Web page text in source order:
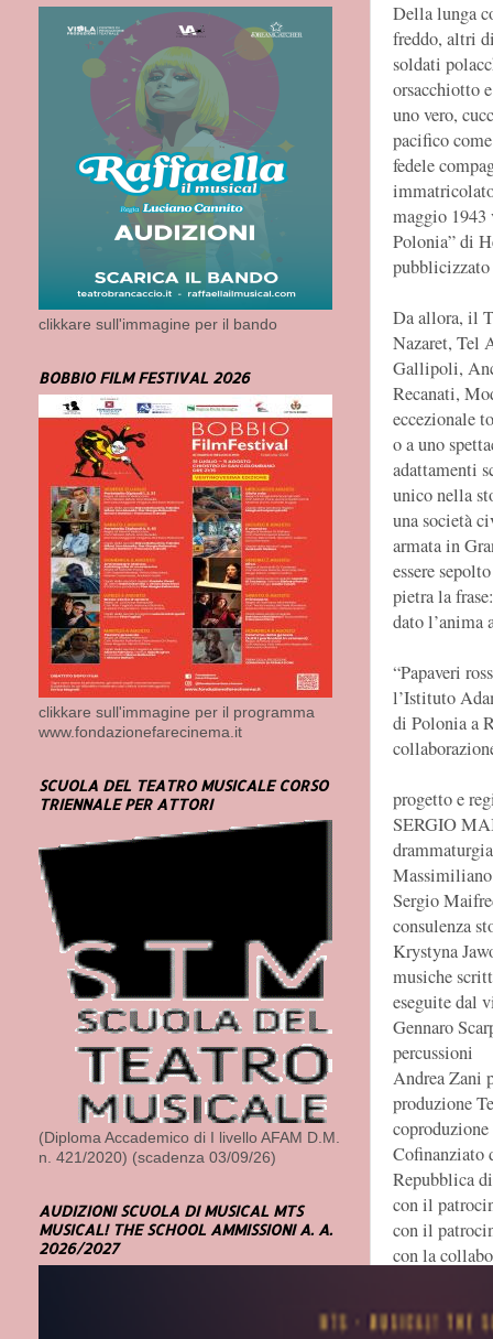
Della lunga
freddo, altri
soldati
orsacchiotto
uno vero,
pacifico
fedele
maggio
Polonia” di
Da allora, il
Nazaret, Tel
Gallipoli,
Recanati,
eccezionale
o a uno
adattamenti
unico nella
una società
armata in
essere
pietra la
dato l’anima
“Papaveri
l’Istituto
di Polonia a
progetto e
SERGIO
drammaturgia
Sergio
consulenza
Krystyna
musiche
eseguite dal
Gennaro
percussioni
Andrea Zani
produzione
Cofinanziato
Repubblica
con il
con il
con la
nazionale
clikkare sull'immagine per il bando
BOBBIO FILM FESTIVAL 2026
clikkare sull'immagine per il programma
www.fondazionefarecinema.it
SCUOLA DEL TEATRO MUSICALE CORSO
TRIENNALE PER ATTORI
(Diploma Accademico di I livello AFAM D.M.
n. 421/2020) (scadenza 03/09/26)
AUDIZIONI SCUOLA DI MUSICAL MTS
MUSICAL! THE SCHOOL AMMISSIONI A. A.
2026/2027